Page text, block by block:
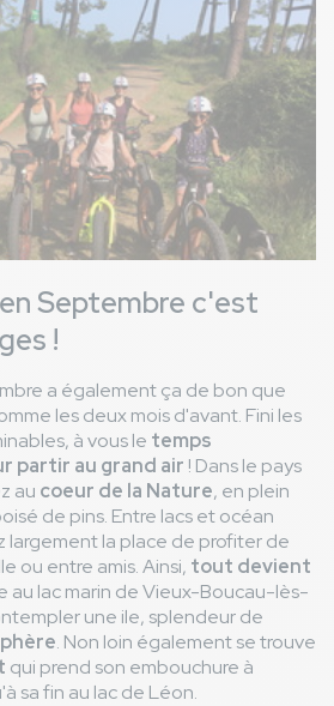
Septembre c'est
!
a également ça de bon que
les deux mois d'avant. Fini les
à vous le temps
partir au grand air ! Dans le pays
au coeur de la Nature, en plein
de pins. Entre lacs et océan
largement la place de profiter de
ou entre amis. Ainsi, tout devient
au lac marin de Vieux-Boucau-lès-
une ile, splendeur de
. Non loin également se trouve
qui prend son embouchure à
sa fin au lac de Léon.